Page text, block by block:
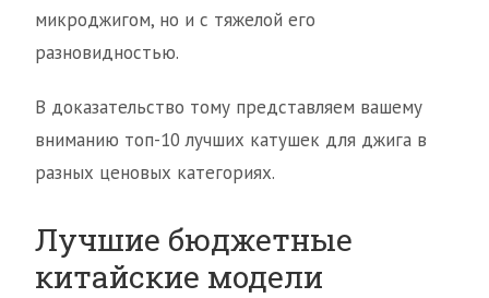
микроджигом, но и с тяжелой его
разновидностью.
В доказательство тому представляем вашему
вниманию топ-10 лучших катушек для джига в
разных ценовых категориях.
Лучшие бюджетные
китайские модели